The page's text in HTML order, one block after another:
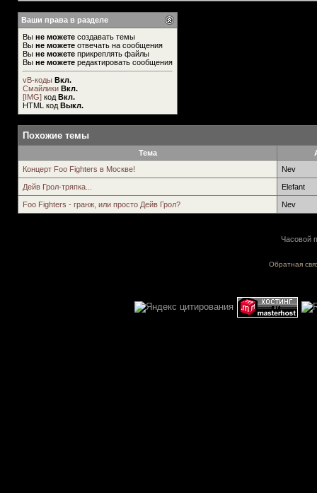
Ваши права в разделе
Вы не можете создавать темы
Вы не можете отвечать на сообщения
Вы не можете прикреплять файлы
Вы не можете редактировать сообщения
vB-коды Вкл.
Смайлики Вкл.
[IMG] код Вкл.
HTML код Выкл.
Похожие темы
Тема
Концерт Foo Fighters в Москве!
Nev
Дейв Грол-тряпка... Elefant
Foo Fighters - гранж, или просто Дейв Грол? Nev
Часовой
Обратная